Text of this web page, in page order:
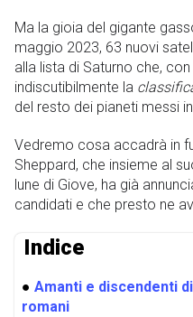
Ma la gioia del gigante
maggio 2023, 63 nuovi
alla lista di Saturno che,
indiscutibilmente la
del resto dei pianeti messi
Vedremo cosa accadrà in
Sheppard, che insieme al
lune di Giove, ha già
candidati e che presto ne
Indice
● Amanti e discendenti
romani